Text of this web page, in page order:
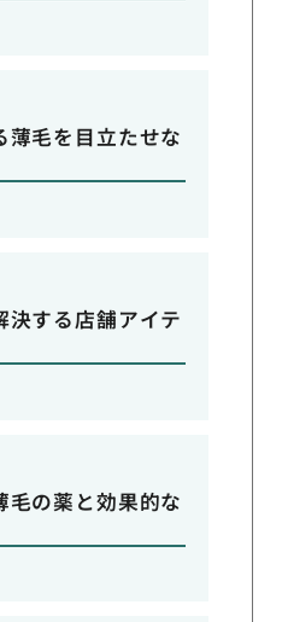
薄毛を目立たせな
決する店舗アイテ
毛の薬と効果的な